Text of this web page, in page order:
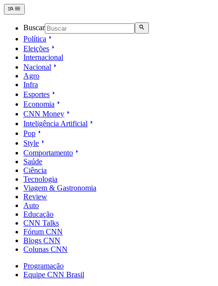
Buscar
Política
Eleições
Internacional
Nacional
Agro
Infra
Esportes
Economia
CNN Money
Inteligência Artificial
Pop
Style
Comportamento
Saúde
Ciência
Tecnologia
Viagem & Gastronomia
Review
Auto
Educação
CNN Talks
Fórum CNN
Blogs CNN
Colunas CNN
Programação
Equipe CNN Brasil